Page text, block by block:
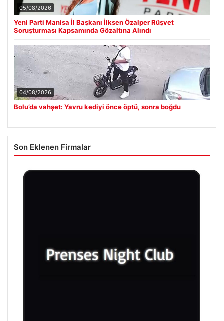
05/08/2026
Yeni Parti Manisa İl Başkanı İlksen Özalper Rüşvet
Soruşturması Kapsamında Gözaltına Alındı
04/08/2026
Bolu’da vahşet: Yavru kediyi önce öptü, sonra boğdu
Son Eklenen Firmalar